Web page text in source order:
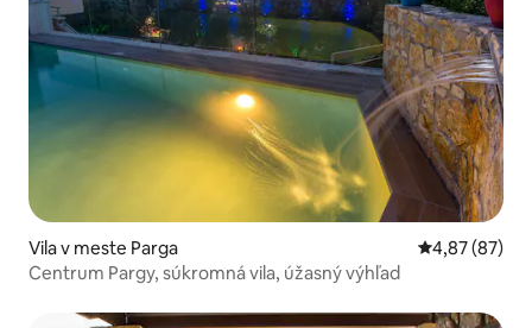
Vila v meste Parga Priemerné
4,87 (87)
Centrum Pargy, súkromná vila, úžasný výhľad